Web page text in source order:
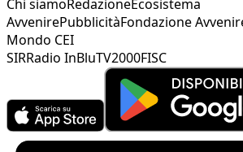
Chi siamoRedazioneEcosistema
AvvenirePubblicitàFondazione
Mondo CEI
SIRRadio InBluTV2000FISC